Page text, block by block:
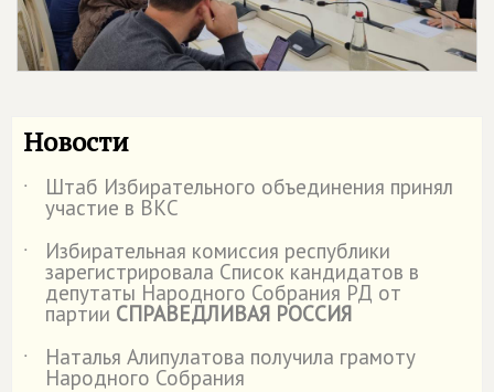
Новости
˙ Штаб Избирательного объединения принял
участие в ВКС
˙
Избирательная комиссия республики
зарегистрировала Список кандидатов в
депутаты Народного Собрания РД от
партии СПРАВЕДЛИВАЯ РОССИЯ
˙
Наталья Алипулатова получила грамоту
Народного Собрания